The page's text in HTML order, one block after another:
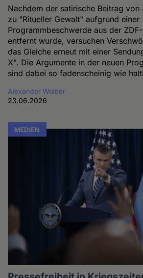
Nachdem der satirische Beitrag von
zu "Ritueller Gewalt" aufgrund einer
Programmbeschwerde aus der
entfernt wurde, versuchen
das Gleiche erneut mit einer
X". Die Argumente in der neuen
sind dabei so fadenscheinig wie
Alexander Wolber
23.06.2026
MEDIEN